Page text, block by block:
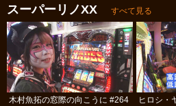
スーパーリノXX すべて見る
木村魚拓の窓際の向こうに #264 ヒロシ・